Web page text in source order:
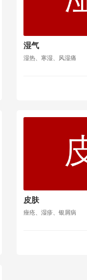
湿气
湿热、寒湿、风湿痛
皮肤
痤疮、湿疹、银屑病